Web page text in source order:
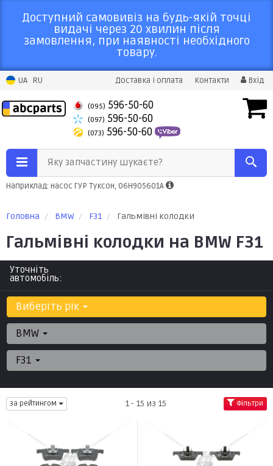
Доступний самовивіз на будь-якій точці
видачі через 20 хвилин після
замовлення, при наявності необхідного
товару.
UA RU Доставка і оплата Контакти Вхід
(095) 596-50-60
(097) 596-50-60
(073) 596-50-60
Яку запчастину шукаєте?
Наприклад: насос ГУР Туксон, 06H905601A
Головна BMW F31 Гальмівні колодки
Гальмівні колодки на BMW F31
Уточніть
автомобіль:
Виберіть рік
BMW
F31
за рейтингом 1 - 15 из 15 Фільтри